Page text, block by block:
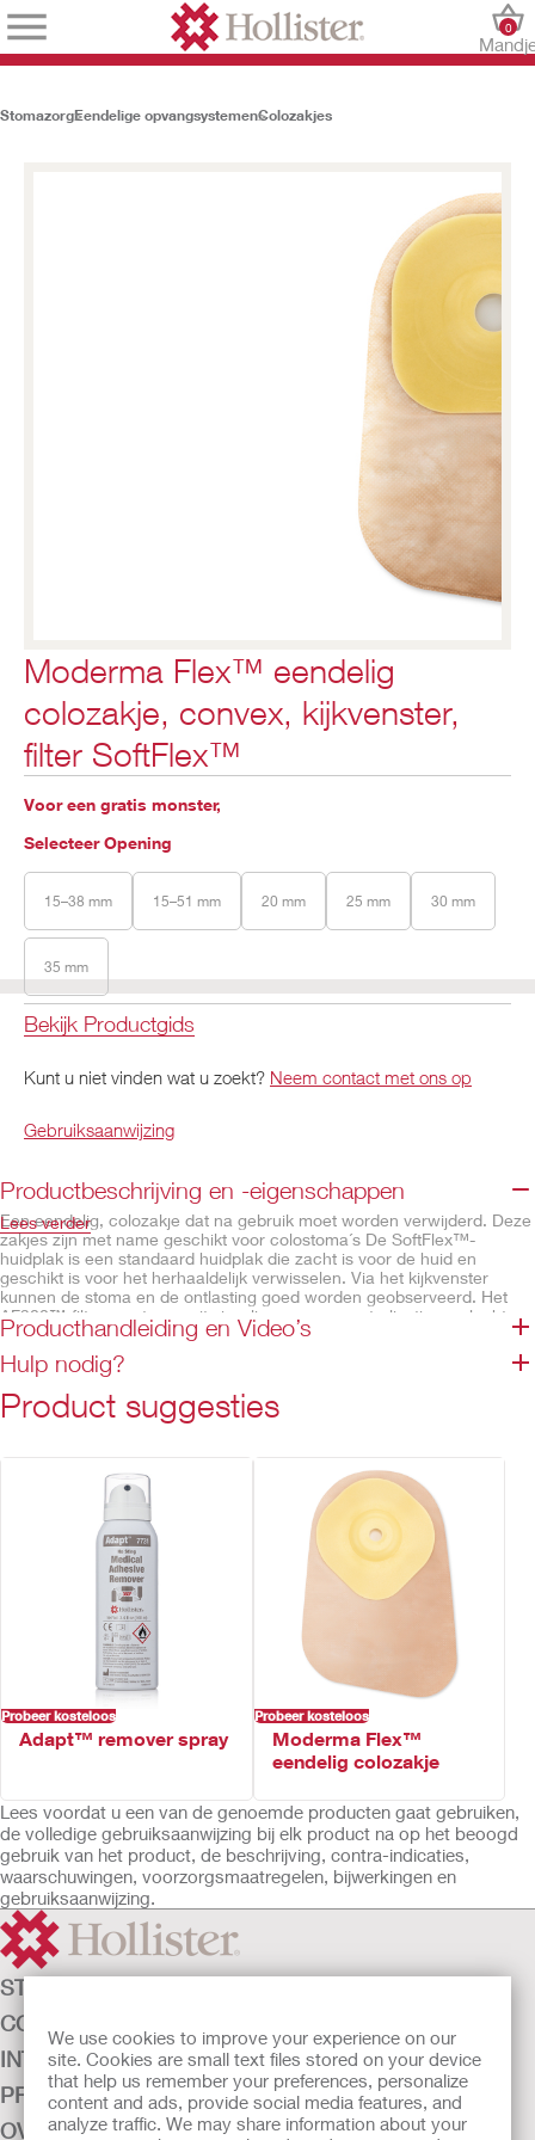
We use cookies to improve your experience on our
site. Cookies are small text files stored on your device
that help us remember your preferences, personalize
content and ads, provide social media features, and
analyze traffic. We may share information about your
0
StomazorgEendelige opvangsystemenColozakjes
Moderma Flex™ eendelig
colozakje, convex, kijkvenster,
filter SoftFlex™
Voor een gratis monster,
Selecteer Opening
15–38 mm 15–51 mm 20 mm 25 mm 30 mm
35 mm
Bekijk Productgids
Kunt u niet vinden wat u zoekt? Neem contact met ons op
Gebruiksaanwijzing
Productbeschrijving en -eigenschappen
Een eendelig, colozakje dat na gebruik moet worden verwijderd. Deze
zakjes zijn met name geschikt voor colostoma´s De SoftFlex™-
huidplak is een standaard huidplak die zacht is voor de huid en
geschikt is voor het herhaaldelijk verwisselen. Via het kijkvenster
kunnen de stoma en de ontlasting goed worden geobserveerd. Het
AF300™-filter zorgt voor uitwisseling en geurneutralisatie van lucht.
Zachte, beige non-woven voor- en achterkant zorgen voor
draagcomfort.
Eigenschappen
SoftFlex™-huidplak, convex
Zachte, beige non-woven voor- en achterkant
Beschikbaar in uitknipbare versies of voorgestanst
Lees verder
Producthandleiding en Video’s
Hulp nodig?
Product suggesties
Probeer kosteloos
Adapt™ remover spray
Probeer kosteloos
Moderma Flex™
eendelig colozakje
Lees voordat u een van de genoemde producten gaat gebruiken,
de volledige gebruiksaanwijzing bij elk product na op het beoogd
gebruik van het product, de beschrijving, contra-indicaties,
waarschuwingen, voorzorgsmaatregelen, bijwerkingen en
gebruiksaanwijzing.
STOMAZORG
CONTINENTIEZORG
INTENSIEVE ZORG
PRODUCTEN
OVER ONS